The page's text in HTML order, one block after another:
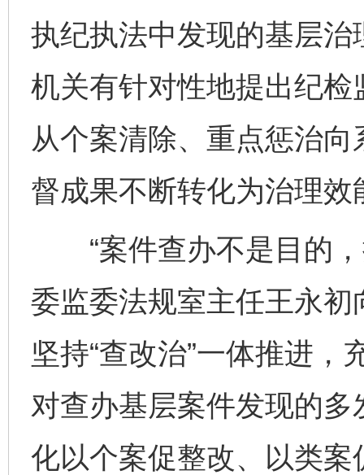
执纪执法中发现的基层
机关有针对性地提出纪
从个案清除、重点惩治
督成果不断转化为治理效
“案件查办不是目的，
委监委法规室主任王永
坚持“查改治”一体推进
对查办基层案件发现的
化以个案促整改、以类